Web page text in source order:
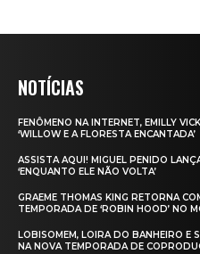
NOTÍCIAS
FENÔMENO NA INTERNET, EMILLY
‘WILLOW E A FLORESTA ENCANTADA’
ASSISTA AQUI! MIGUEL PENIDO
‘ENQUANTO ELE NÃO VOLTA’
GRAEME THOMAS KING RETORNA
TEMPORADA DE ‘ROBIN HOOD’ NO
LOBISOMEM, LOIRA DO BANHEIRO E
NA NOVA TEMPORADA DE